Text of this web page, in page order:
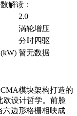
解读：
2.0
涡轮增压
分时四驱
暂无数据
模块架构打造的
欧设计哲学。前脸
六边形格栅相映成